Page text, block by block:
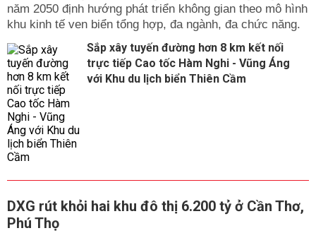
năm 2050 định hướng phát triển không gian theo mô hình
khu kinh tế ven biển tổng hợp, đa ngành, đa chức năng.
Sắp xây tuyến đường hơn 8 km kết nối
trực tiếp Cao tốc Hàm Nghi - Vũng Áng
với Khu du lịch biển Thiên Cầm
DXG rút khỏi hai khu đô thị 6.200 tỷ ở Cần Thơ,
Phú Thọ